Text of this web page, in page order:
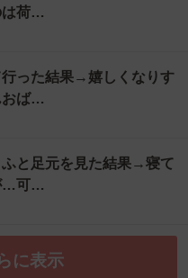
は荷…
った結果→嬉しくなりす
おば…
と足元を見た結果→寝て
…可…
に表示